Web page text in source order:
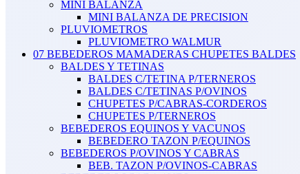
MINI BALANZA
MINI BALANZA DE PRECISION
PLUVIOMETROS
PLUVIOMETRO WALMUR
07 BEBEDEROS MAMADERAS CHUPETES BALDES
BALDES Y TETINAS
BALDES C/TETINA P/TERNEROS
BALDES C/TETINAS P/OVINOS
CHUPETES P/CABRAS-CORDEROS
CHUPETES P/TERNEROS
BEBEDEROS EQUINOS Y VACUNOS
BEBEDERO TAZON P/EQUINOS
BEBEDEROS P/OVINOS Y CABRAS
BEB. TAZON P/OVINOS-CABRAS